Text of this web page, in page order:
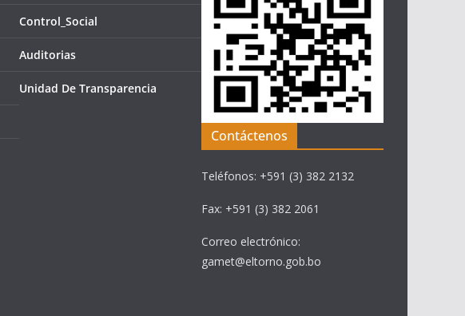
Control_Social
Auditorias
Unidad De Transparencia
Contáctenos
Teléfonos: +591 (3) 382 2132
Fax: +591 (3) 382 2061
Correo electrónico:
gamet@eltorno.gob.bo